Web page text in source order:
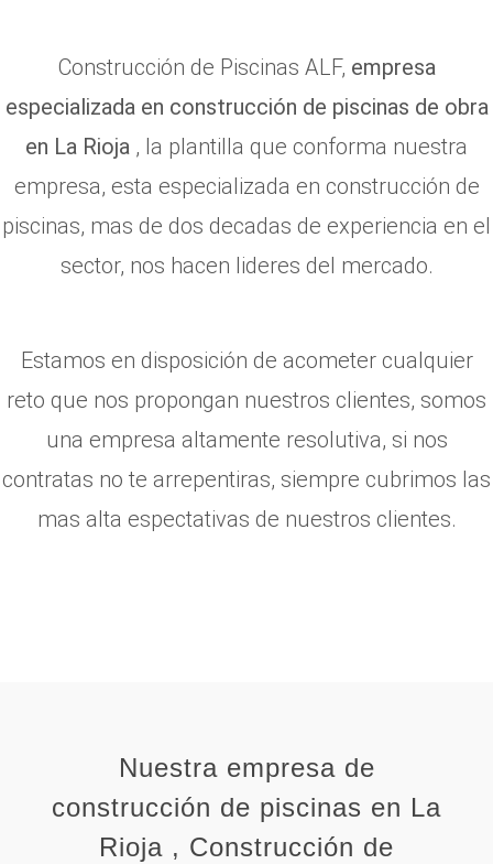
Construcción de Piscinas ALF, empresa
especializada en construcción de piscinas de obra
en La Rioja , la plantilla que conforma nuestra
empresa, esta especializada en construcción de
piscinas, mas de dos decadas de experiencia en el
sector, nos hacen lideres del mercado.
Estamos en disposición de acometer cualquier
reto que nos propongan nuestros clientes, somos
una empresa altamente resolutiva, si nos
contratas no te arrepentiras, siempre cubrimos las
mas alta espectativas de nuestros clientes.
Nuestra empresa de
construcción de piscinas en La
Rioja , Construcción de